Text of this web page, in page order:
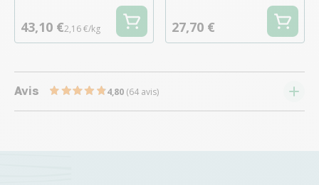
43,10 €2,16 €/kg 27,70 €
Avis 4,80 (64 avis)